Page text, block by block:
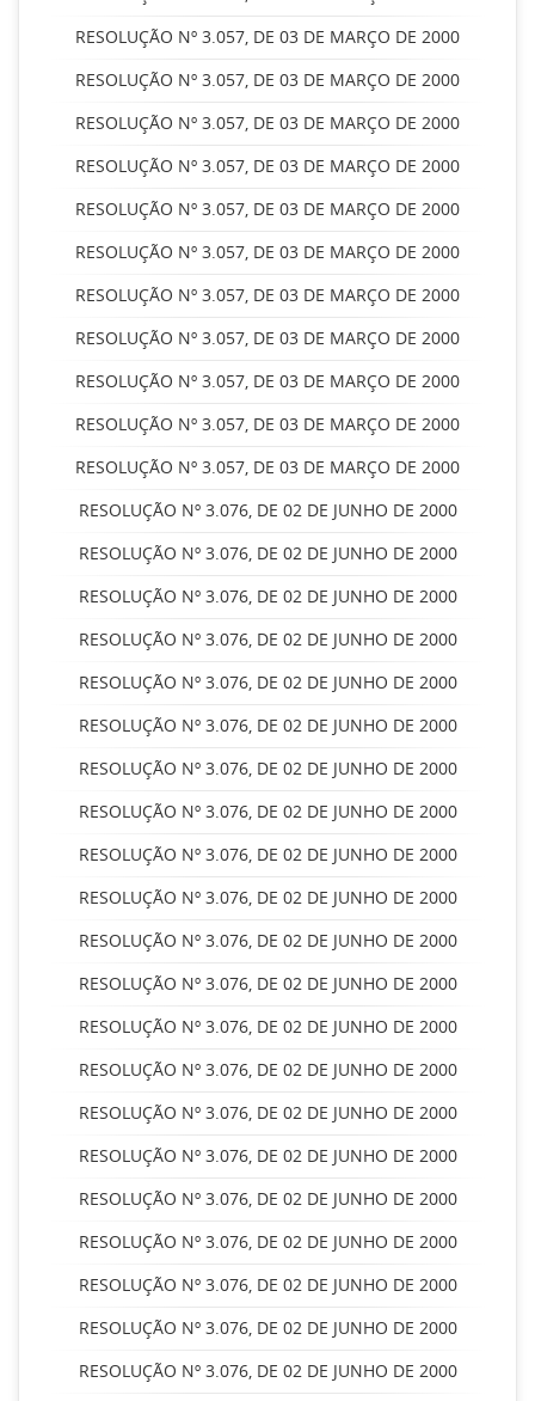
RESOLUÇÃO Nº 3.057, DE 03 DE MARÇO DE 2000
RESOLUÇÃO Nº 3.057, DE 03 DE MARÇO DE 2000
RESOLUÇÃO Nº 3.057, DE 03 DE MARÇO DE 2000
RESOLUÇÃO Nº 3.057, DE 03 DE MARÇO DE 2000
RESOLUÇÃO Nº 3.057, DE 03 DE MARÇO DE 2000
RESOLUÇÃO Nº 3.057, DE 03 DE MARÇO DE 2000
RESOLUÇÃO Nº 3.057, DE 03 DE MARÇO DE 2000
RESOLUÇÃO Nº 3.057, DE 03 DE MARÇO DE 2000
RESOLUÇÃO Nº 3.057, DE 03 DE MARÇO DE 2000
RESOLUÇÃO Nº 3.057, DE 03 DE MARÇO DE 2000
RESOLUÇÃO Nº 3.057, DE 03 DE MARÇO DE 2000
RESOLUÇÃO Nº 3.076, DE 02 DE JUNHO DE 2000
RESOLUÇÃO Nº 3.076, DE 02 DE JUNHO DE 2000
RESOLUÇÃO Nº 3.076, DE 02 DE JUNHO DE 2000
RESOLUÇÃO Nº 3.076, DE 02 DE JUNHO DE 2000
RESOLUÇÃO Nº 3.076, DE 02 DE JUNHO DE 2000
RESOLUÇÃO Nº 3.076, DE 02 DE JUNHO DE 2000
RESOLUÇÃO Nº 3.076, DE 02 DE JUNHO DE 2000
RESOLUÇÃO Nº 3.076, DE 02 DE JUNHO DE 2000
RESOLUÇÃO Nº 3.076, DE 02 DE JUNHO DE 2000
RESOLUÇÃO Nº 3.076, DE 02 DE JUNHO DE 2000
RESOLUÇÃO Nº 3.076, DE 02 DE JUNHO DE 2000
RESOLUÇÃO Nº 3.076, DE 02 DE JUNHO DE 2000
RESOLUÇÃO Nº 3.076, DE 02 DE JUNHO DE 2000
RESOLUÇÃO Nº 3.076, DE 02 DE JUNHO DE 2000
RESOLUÇÃO Nº 3.076, DE 02 DE JUNHO DE 2000
RESOLUÇÃO Nº 3.076, DE 02 DE JUNHO DE 2000
RESOLUÇÃO Nº 3.076, DE 02 DE JUNHO DE 2000
RESOLUÇÃO Nº 3.076, DE 02 DE JUNHO DE 2000
RESOLUÇÃO Nº 3.076, DE 02 DE JUNHO DE 2000
RESOLUÇÃO Nº 3.076, DE 02 DE JUNHO DE 2000
RESOLUÇÃO Nº 3.076, DE 02 DE JUNHO DE 2000